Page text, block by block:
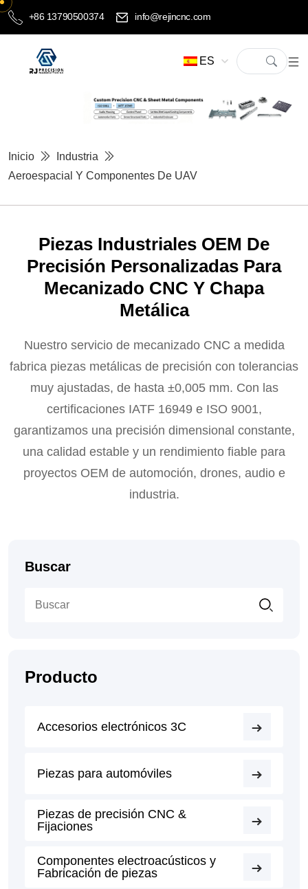
+86 13790500374 info@rejincnc.com
ES
Inicio
Industria
Aeroespacial Y Componentes De UAV
Piezas Industriales OEM De
Precisión Personalizadas Para
Mecanizado CNC Y Chapa
Metálica
Nuestro servicio de mecanizado CNC a medida
fabrica piezas metálicas de precisión con tolerancias
muy ajustadas, de hasta ±0,005 mm. Con las
certificaciones IATF 16949 e ISO 9001,
garantizamos una precisión dimensional constante,
una calidad estable y un rendimiento fiable para
proyectos OEM de automoción, drones, audio e
industria.
Buscar
Producto
Accesorios electrónicos 3C
Piezas para automóviles
Piezas de precisión CNC &
Fijaciones
Componentes electroacústicos y
Fabricación de piezas